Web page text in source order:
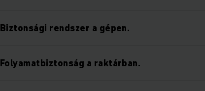
Biztonsági rendszer a gépen.
Folyamatbiztonság a raktárban.